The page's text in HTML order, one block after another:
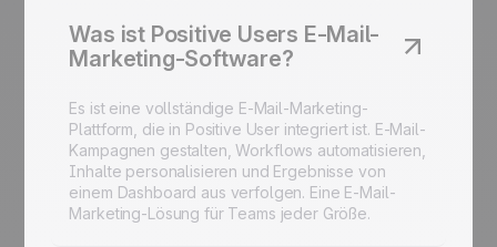
Was ist Positive Users E-Mail-
Marketing-Software?
Es ist eine vollständige E-Mail-Marketing-
Plattform, die in Positive User integriert ist. E-Mail-
Kampagnen gestalten, Workflows automatisieren,
Inhalte personalisieren und Ergebnisse von
einem Dashboard aus verfolgen. Eine E-Mail-
Marketing-Lösung für Teams jeder Größe.